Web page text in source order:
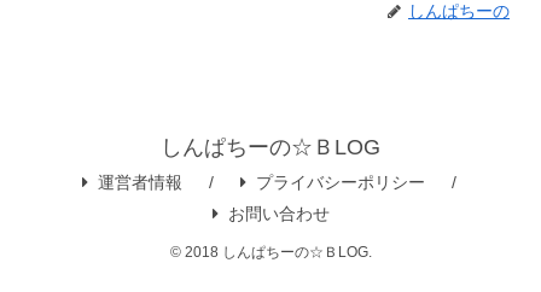
しんぱちーの
しんぱちーの☆ＢLOG
運営者情報
プライバシーポリシー
お問い合わせ
© 2018 しんぱちーの☆ＢLOG.